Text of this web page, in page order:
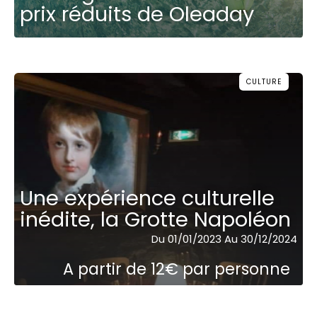
prix réduits de Oleaday
CULTURE
Une expérience culturelle
inédite, la Grotte Napoléon
Du 01/01/2023 Au 30/12/2024
A partir de 12€ par personne